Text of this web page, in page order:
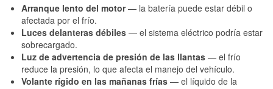
Arranque lento del motor— la batería puede estar débil o
afectada por el frío.
Luces delanteras débiles — el sistema eléctrico podría estar
sobrecargado.
Luz de advertencia de presión de las llantas — el frío
reduce la presión, lo que afecta el manejo del vehículo.
Volante rígido en las mañanas frías — el líquido de la